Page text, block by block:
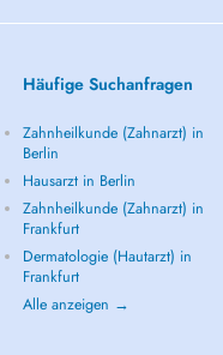
Häufige Suchanfragen
Zahnheilkunde (Zahnarzt) in
Berlin
Hausarzt in Berlin
Zahnheilkunde (Zahnarzt) in
Frankfurt
Dermatologie (Hautarzt) in
Frankfurt
Alle anzeigen →